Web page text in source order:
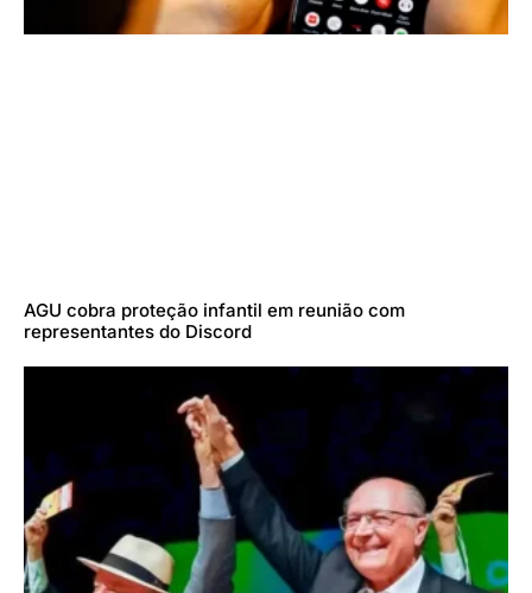
AGU cobra proteção infantil em reunião com
representantes do Discord